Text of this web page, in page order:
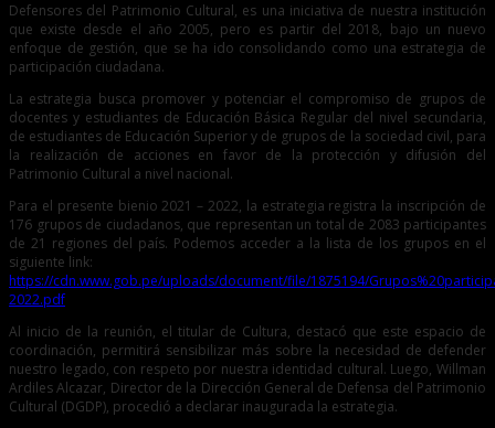
Defensores del Patrimonio Cultural, es una iniciativa de nuestra institución
que existe desde el año 2005, pero es partir del 2018, bajo un nuevo
enfoque de gestión, que se ha ido consolidando como una estrategia de
participación ciudadana.
La estrategia busca promover y potenciar el compromiso de grupos de
docentes y estudiantes de Educación Básica Regular del nivel secundaria,
de estudiantes de Educación Superior y de grupos de la sociedad civil, para
la realización de acciones en favor de la protección y difusión del
Patrimonio Cultural a nivel nacional.
Para el presente bienio 2021 – 2022, la estrategia registra la inscripción de
176 grupos de ciudadanos, que representan un total de 2083 participantes
de 21 regiones del país. Podemos acceder a la lista de los grupos en el
siguiente link:
https://cdn.www.gob.pe/uploads/document/file/1875194/
2022.pdf
Al inicio de la reunión, el titular de Cultura, destacó que este espacio de
coordinación, permitirá sensibilizar más sobre la necesidad de defender
nuestro legado, con respeto por nuestra identidad cultural. Luego, Willman
Ardiles Alcazar, Director de la Dirección General de Defensa del Patrimonio
Cultural (DGDP), procedió a declarar inaugurada la estrategia.